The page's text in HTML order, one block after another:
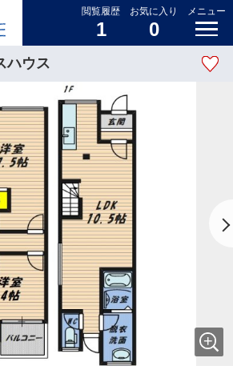
閲覧履歴
1
お気に入り
0
メニュー
ハウス